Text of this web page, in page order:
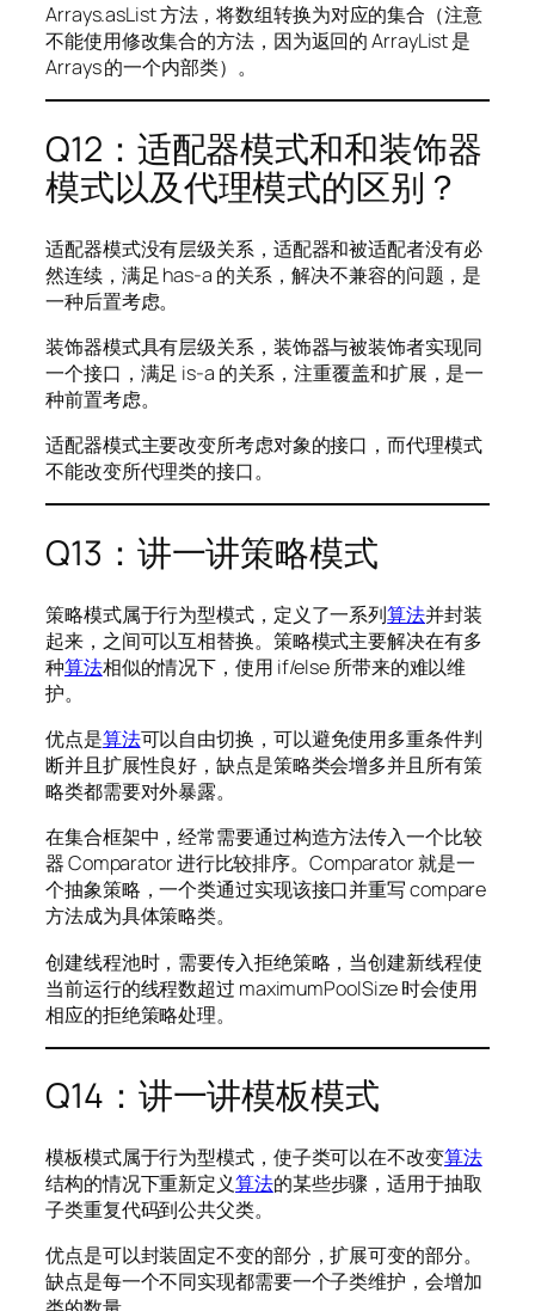
Arrays.asList 方法，将数组转换为对应的集合（注意
不能使用修改集合的方法，因为返回的 ArrayList 是
Arrays 的一个内部类）。
Q12：适配器模式和和装饰器
模式以及代理模式的区别？
适配器模式没有层级关系，适配器和被适配者没有必
然连续，满足 has-a 的关系，解决不兼容的问题，是
一种后置考虑。
装饰器模式具有层级关系，装饰器与被装饰者实现同
一个接口，满足 is-a 的关系，注重覆盖和扩展，是一
种前置考虑。
适配器模式主要改变所考虑对象的接口，而代理模式
不能改变所代理类的接口。
Q13：讲一讲策略模式
策略模式属于行为型模式，定义了一系列算法并封装
起来，之间可以互相替换。策略模式主要解决在有多
种算法相似的情况下，使用 if/else 所带来的难以维
护。
优点是算法可以自由切换，可以避免使用多重条件判
断并且扩展性良好，缺点是策略类会增多并且所有策
略类都需要对外暴露。
在集合框架中，经常需要通过构造方法传入一个比较
器 Comparator 进行比较排序。Comparator 就是一
个抽象策略，一个类通过实现该接口并重写 compare
方法成为具体策略类。
创建线程池时，需要传入拒绝策略，当创建新线程使
当前运行的线程数超过 maximumPoolSize 时会使用
相应的拒绝策略处理。
Q14：讲一讲模板模式
模板模式属于行为型模式，使子类可以在不改变算法
结构的情况下重新定义算法的某些步骤，适用于抽取
子类重复代码到公共父类。
优点是可以封装固定不变的部分，扩展可变的部分。
缺点是每一个不同实现都需要一个子类维护，会增加